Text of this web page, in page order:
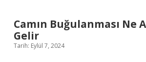
Camın Buğulanması Ne
Gelir
Tarih: Eylül 7, 2024